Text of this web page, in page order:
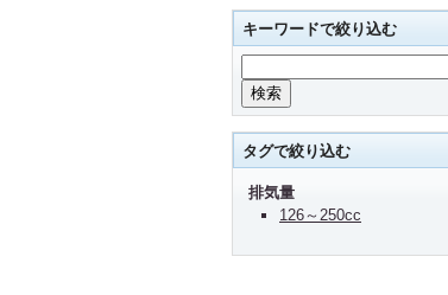
キーワードで絞り込む
タグで絞り込む
排気量
126～250cc